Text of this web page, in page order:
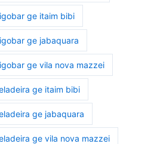
ge itaim bibi
ge jabaquara
ge vila nova mazzei
ge itaim bibi
ge jabaquara
ge vila nova mazzei